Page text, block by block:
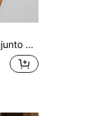
a cuadros para el verano y la playa